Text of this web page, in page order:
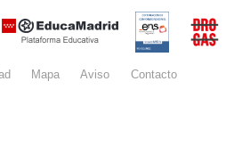
Certificación
conformidad
con el
Nacional de
Seguridad
del
Mapa Aviso legalContacto